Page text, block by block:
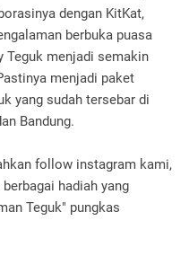
dengan KitKat,
berbuka puasa
Teguk menjadi semakin
menjadi paket
yang sudah tersebar di
Bandung.
follow instagram kami,
hadiah yang
Teguk" pungkas